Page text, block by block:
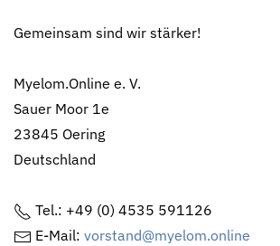
Gemeinsam sind wir stärker!
Myelom.Online e. V.
Sauer Moor 1e
23845 Oering
Deutschland
Tel.: +49 (0) 4535 591126
E-Mail: vorstand@myelom.online